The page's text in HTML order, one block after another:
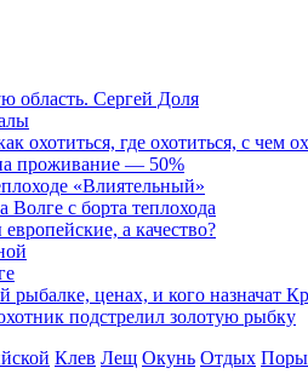
область. Сергей Доля
охотиться, где охотиться, с чем
проживание — 50%
«Влиятельный»
с борта теплохода
а качество?
рыбалке, ценах, и кого назначат
подстрелил золотую рыбку
Клев Лещ Окунь Отдых